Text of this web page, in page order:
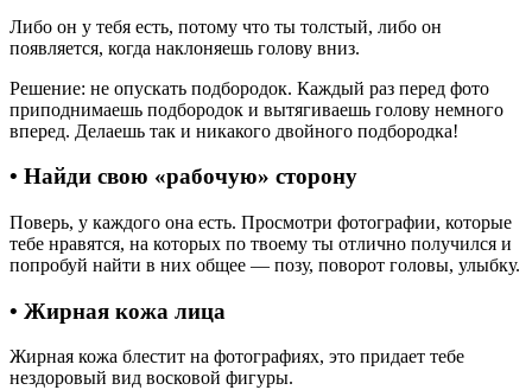
Либо он у тебя есть, потому что ты толстый, либо он
появляется, когда наклоняешь голову вниз.
Решение: не опускать подбородок. Каждый раз перед фото
приподнимаешь подбородок и вытягиваешь голову немного
вперед. Делаешь так и никакого двойного подбородка!
• Найди свою «рабочую» сторону
Поверь, у каждого она есть. Просмотри фотографии, которые
тебе нравятся, на которых по твоему ты отлично получился и
попробуй найти в них общее — позу, поворот головы, улыбку.
• Жирная кожа лица
Жирная кожа блестит на фотографиях, это придает тебе
нездоровый вид восковой фигуры.